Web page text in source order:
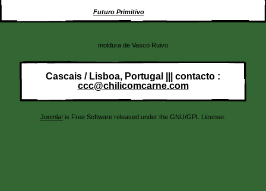
Futuro Primitivo(Chili Com Carne; 2011)
moldura de Vasco Ruivo
Cascais / Lisboa, Portugal ||| contacto :
ccc@chilicomcarne.com
Joomla! is Free Software released under the GNU/GPL License.